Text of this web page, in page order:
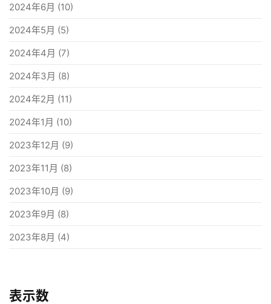
2024年6月 (10)
2024年5月 (5)
2024年4月 (7)
2024年3月 (8)
2024年2月 (11)
2024年1月 (10)
2023年12月 (9)
2023年11月 (8)
2023年10月 (9)
2023年9月 (8)
2023年8月 (4)
表示数